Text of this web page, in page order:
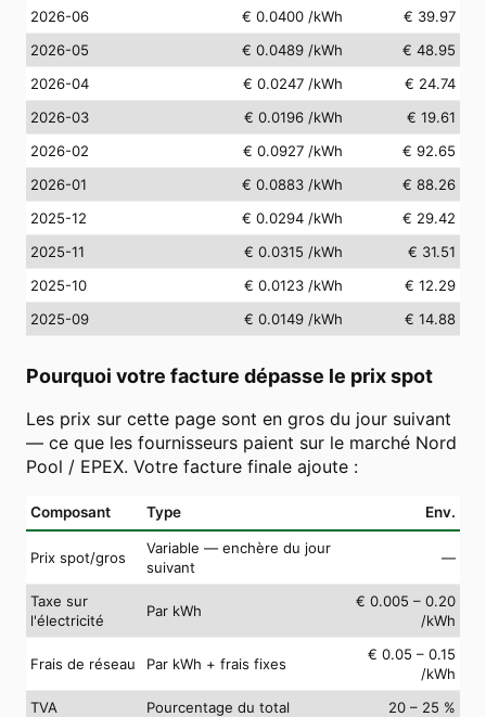
2026-06
€ 0.0400 /kWh
€ 39.97
2026-05
€ 0.0489 /kWh
€ 48.95
2026-04
€ 0.0247 /kWh
€ 24.74
2026-03
€ 0.0196 /kWh
€ 19.61
2026-02
€ 0.0927 /kWh
€ 92.65
2026-01
€ 0.0883 /kWh
€ 88.26
2025-12
€ 0.0294 /kWh
€ 29.42
2025-11
€ 0.0315 /kWh
€ 31.51
2025-10
€ 0.0123 /kWh
€ 12.29
2025-09
€ 0.0149 /kWh € 14.88
Pourquoi votre facture dépasse le prix spot
Les prix sur cette page sont en gros du jour suivant
— ce que les fournisseurs paient sur le marché Nord
Pool / EPEX. Votre facture finale ajoute :
Composant Type Env.
Prix spot/gros
Variable — enchère du jour
suivant
—
Taxe sur
l'électricité
Par kWh
€ 0.005 – 0.20
/kWh
Frais de réseau Par kWh + frais fixes
€ 0.05 – 0.15
/kWh
TVA
Pourcentage du total
20 – 25 %